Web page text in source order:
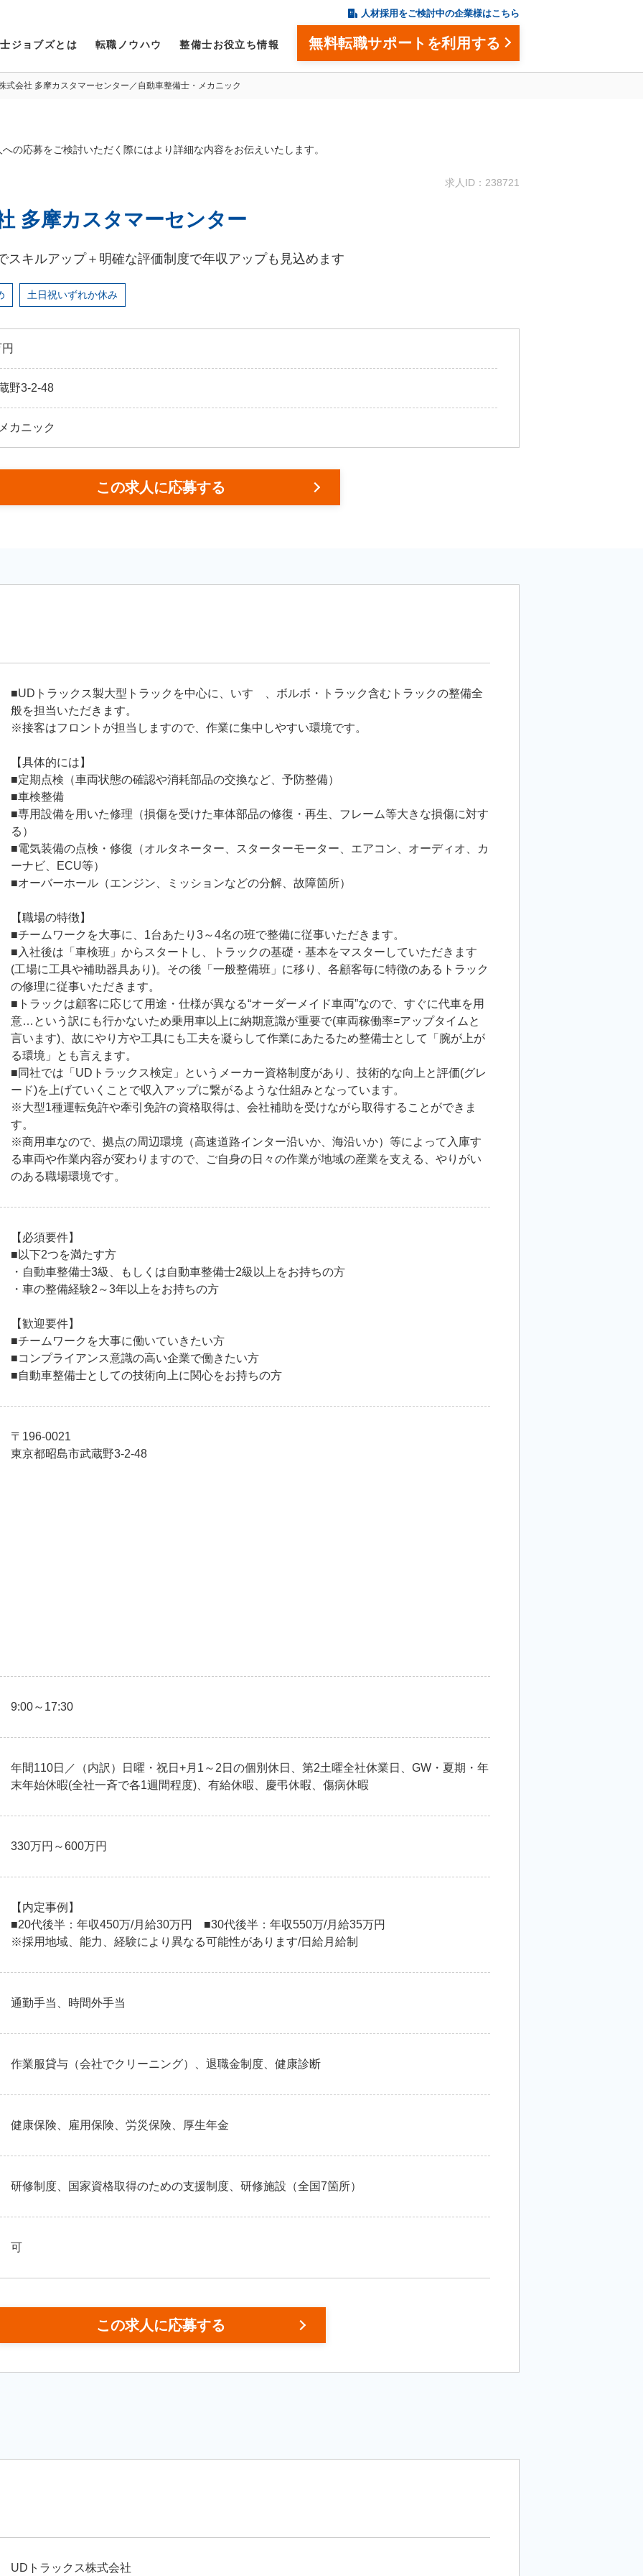
人材採用をご検討中の企業様はこちら
ジョブズとは 転職ノウハウ 整備士お役立ち情報 無料転職サポートを利用する
式会社 多摩カスタマーセンター／自動車整備士・メカニック
の応募をご検討いただく際にはより詳細な内容をお伝えいたします。
求人ID：238721
多摩カスタマーセンター
スキルアップ＋明確な評価制度で年収アップも見込めます
土日祝いずれか休み
野3-2-48
カニック
この求人に応募する
■UDトラックス製大型トラックを中心に、いすゞ、ボルボ・トラック含むトラックの整備全
般を担当いただきます。
※接客はフロントが担当しますので、作業に集中しやすい環境です。
【具体的には】
■定期点検（車両状態の確認や消耗部品の交換など、予防整備）
■車検整備
■専用設備を用いた修理（損傷を受けた車体部品の修復・再生、フレーム等大きな損傷に対す
る）
■電気装備の点検・修復（オルタネーター、スターターモーター、エアコン、オーディオ、カ
ーナビ、ECU等）
■オーバーホール（エンジン、ミッションなどの分解、故障箇所）
【職場の特徴】
■チームワークを大事に、1台あたり3～4名の班で整備に従事いただきます。
■入社後は「車検班」からスタートし、トラックの基礎・基本をマスターしていただきます
(工場に工具や補助器具あり)。その後「一般整備班」に移り、各顧客毎に特徴のあるトラック
の修理に従事いただきます。
■トラックは顧客に応じて用途・仕様が異なる“オーダーメイド車両”なので、すぐに代車を用
意…という訳にも行かないため乗用車以上に納期意識が重要で(車両稼働率=アップタイムと
言います)、故にやり方や工具にも工夫を凝らして作業にあたるため整備士として「腕が上が
る環境」とも言えます。
■同社では「UDトラックス検定」というメーカー資格制度があり、技術的な向上と評価(グレ
ード)を上げていくことで収入アップに繋がるような仕組みとなっています。
※大型1種運転免許や牽引免許の資格取得は、会社補助を受けながら取得することができま
す。
※商用車なので、拠点の周辺環境（高速道路インター沿いか、海沿いか）等によって入庫す
る車両や作業内容が変わりますので、ご自身の日々の作業が地域の産業を支える、やりがい
のある職場環境です。
【必須要件】
■以下2つを満たす方
・自動車整備士3級、もしくは自動車整備士2級以上をお持ちの方
・車の整備経験2～3年以上をお持ちの方
【歓迎要件】
■チームワークを大事に働いていきたい方
■コンプライアンス意識の高い企業で働きたい方
■自動車整備士としての技術向上に関心をお持ちの方
〒196-0021
東京都昭島市武蔵野3-2-48
9:00～17:30
年間110日／（内訳）日曜・祝日+月1～2日の個別休日、第2土曜全社休業日、GW・夏期・年
末年始休暇(全社一斉で各1週間程度)、有給休暇、慶弔休暇、傷病休暇
330万円～600万円
【内定事例】
■20代後半：年収450万/月給30万円 ■30代後半：年収550万/月給35万円
※採用地域、能力、経験により異なる可能性があります/日給月給制
通勤手当、時間外手当
作業服貸与（会社でクリーニング）、退職金制度、健康診断
健康保険、雇用保険、労災保険、厚生年金
研修制度、国家資格取得のための支援制度、研修施設（全国7箇所）
可
この求人に応募する
UDトラックス株式会社